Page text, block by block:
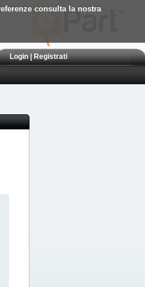
consulta la nostra
Login|Registrati